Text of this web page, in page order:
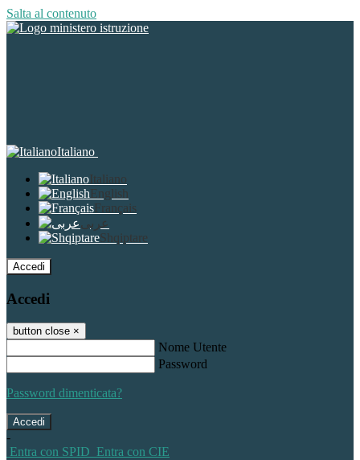
Salta al contenuto
Italiano
Italiano
English
Français
عربى
Shqiptare
Accedi
Accedi
button close ×
Nome Utente
Password
Password dimenticata?
-
Entra con SPID Entra con CIE